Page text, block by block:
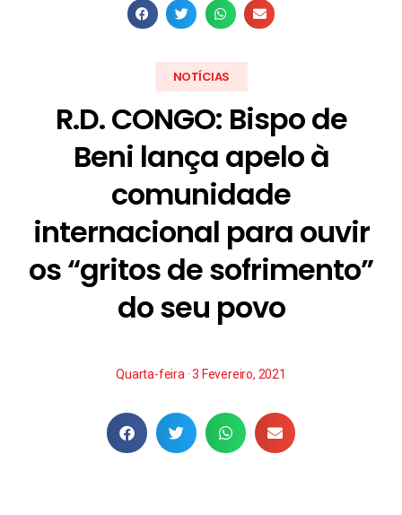
NOTÍCIAS
R.D. CONGO: Bispo de
Beni lança apelo à
comunidade
internacional para ouvir
os “gritos de sofrimento”
do seu povo
Quarta-feira · 3 Fevereiro, 2021